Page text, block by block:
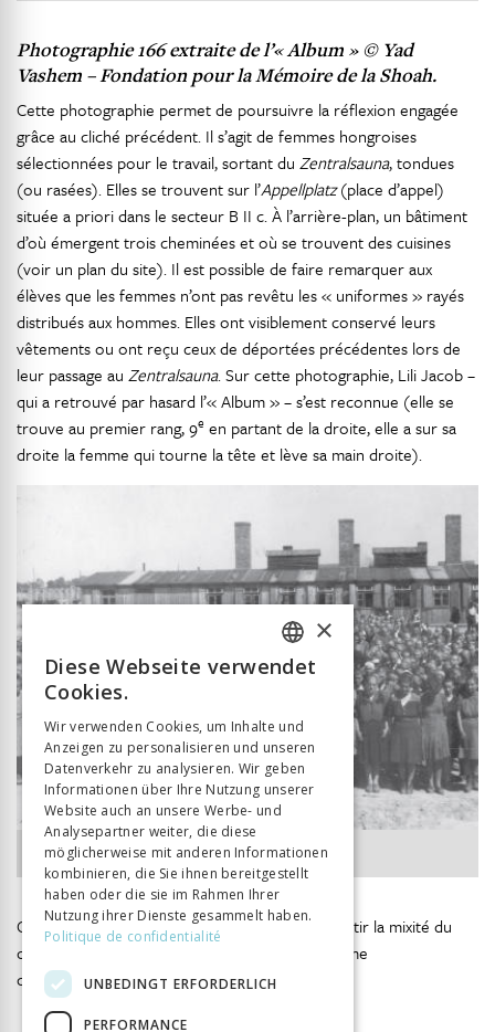
Photographie 166 extraite de l’« Album » © Yad
Vashem – Fondation pour la Mémoire de la Shoah.
Cette photographie permet de poursuivre la réflexion engagée
grâce au cliché précédent. Il s’agit de femmes hongroises
sélectionnées pour le travail, sortant du Zentralsauna, tondues
(ou rasées). Elles se trouvent sur l’Appellplatz(place d’appel)
située a priori dans le secteur B II c. À l’arrière-plan, un bâtiment
d’où émergent trois cheminées et où se trouvent des cuisines
(voir un plan du site). Il est possible de faire remarquer aux
élèves que les femmes n’ont pas revêtu les « uniformes » rayés
distribués aux hommes. Elles ont visiblement conservé leurs
vêtements ou ont reçu ceux de déportées précédentes lors de
leur passage au Zentralsauna. Sur cette photographie, Lili Jacob –
qui a retrouvé par hasard l’« Album » – s’est reconnue (elle se
trouve au premier rang, 9e en partant de la droite, elle a sur sa
droite la femme qui tourne la tête et lève sa main droite).
Photographie 166.
Ce document permet également de faire ressortir la mixité du
camp de Birkenau (une exception dans le système
concentrationnaire nazi).
FRENCH
ITALIAN
×
Diese Webseite verwendet
Cookies.
Wir verwenden Cookies, um Inhalte und
Anzeigen zu personalisieren und unseren
Datenverkehr zu analysieren. Wir geben
Informationen über Ihre Nutzung unserer
Website auch an unsere Werbe- und
Analysepartner weiter, die diese
möglicherweise mit anderen Informationen
kombinieren, die Sie ihnen bereitgestellt
haben oder die sie im Rahmen Ihrer
Nutzung ihrer Dienste gesammelt haben.
Politique de confidentialité
UNBEDINGT ERFORDERLICH
PERFORMANCE